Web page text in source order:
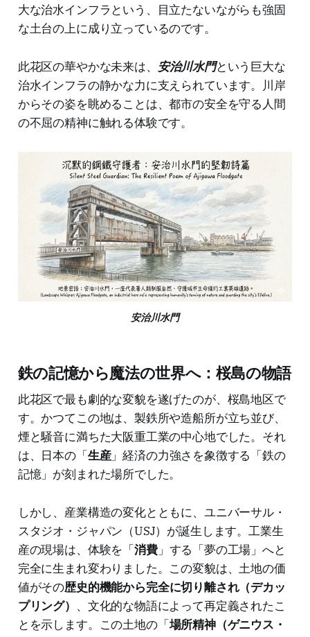
大な治水インフラという、目立たないながらも強固
な土台の上に成り立っているのです。
此花区の華やかな未来は、 安治川水門という巨大な
治水インフラの静かな力に支えられています。川岸
からその姿を眺めることは、都市の安全を守る人間
の不屈の精神に触れる体験です。
安治川水門
鉄の記憶から魔法の世界へ：桜島の物語
此花区で最も劇的な変貌を遂げたのが、桜島地区で
す。かつてこの地は、製鉄所や造船所が立ち並び、
煙と騒音に満ちた大阪重工業の中心地でした。それ
は、日本の「生産」経済の力強さを象徴する「鉄の
記憶」が刻まれた場所でした。
しかし、産業構造の変化とともに、ユニバーサル・
スタジオ・ジャパン（USJ）が誕生します。工業生
産の現場は、体験を「消費」する「夢の工場」へと
完全に生まれ変わりました。この変貌は、土地の価
値がその歴史的機能から完全に切り離され（デカッ
プリング） 、文化的な物語によって再定義されたこ
とを示します。この土地の「場所精神（ゲニウス・